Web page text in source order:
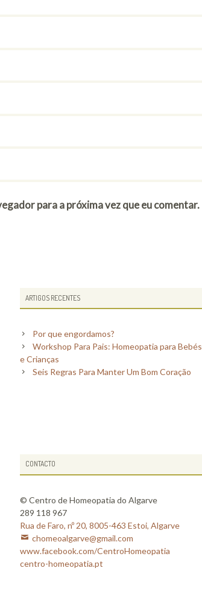
para a próxima vez que eu comentar.
ARTIGOS RECENTES
Por que engordamos?
Workshop Para Pais: Homeopatia para Bebés
e Crianças
Seis Regras Para Manter Um Bom Coração
CONTACTO
© Centro de Homeopatia do Algarve
289 118 967
Rua de Faro, nº 20, 8005-463 Estoi, Algarve
chomeoalgarve@gmail.com
www.facebook.com/CentroHomeopatia
centro-homeopatia.pt